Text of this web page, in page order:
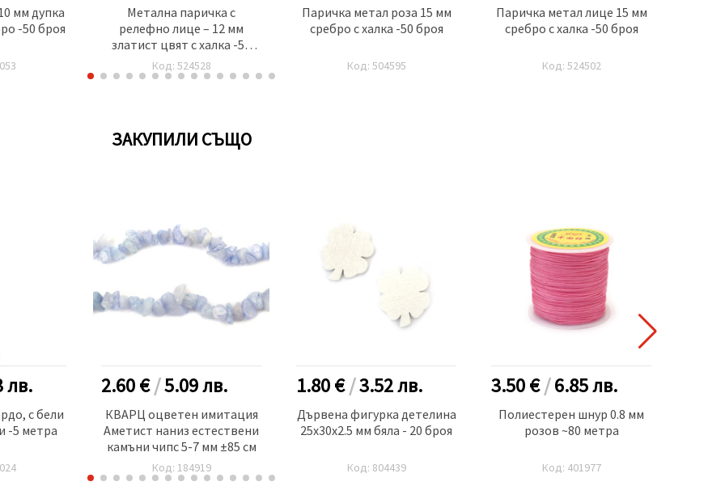
мм дупка
-50 броя
Метална паричка с
релефно лице – 12 мм
златист цвят с халка -50
броя
Код: 524528
Паричка метал роза 15 мм
сребро с халка -50 броя
Код: 504595
Паричка метал лице 15 мм
сребро с халка -50 броя
Код: 524502
ЗАКУПИЛИ СЪЩО
лв.
с бели
-5 метра
2.60 €/5.09лв.
КВАРЦ оцветен имитация
Аметист наниз естествени
камъни чипс 5-7 мм ±85 см
Код: 184919
1.80 €/3.52лв.
Дървена фигурка детелина
25x30x2.5 мм бяла - 20 броя
Код: 804439
3.50 €/6.85лв.
Полиестерен шнур 0.8 мм
розов ~80 метра
Код: 401977